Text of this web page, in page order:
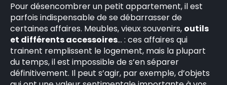
Pour désencombrer un petit appartement, il est
parfois indispensable de se débarrasser de
certaines affaires. Meubles, vieux souvenirs, outils
et différents accessoires… : ces affaires qui
trainent remplissent le logement, mais la plupart
du temps, il est impossible de s’en séparer
définitivement. Il peut s’agir, par exemple, d’objets